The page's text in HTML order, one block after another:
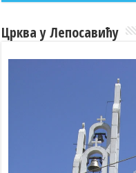
Црква у Лепосавићу